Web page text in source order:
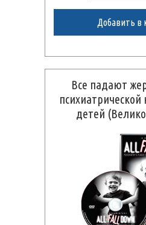
Добавить в
Все падают
детей